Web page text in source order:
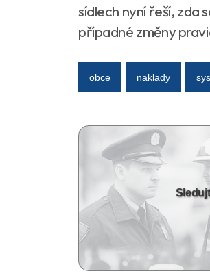
sídlech nyní řeší, zda
případné změny
obce naklady